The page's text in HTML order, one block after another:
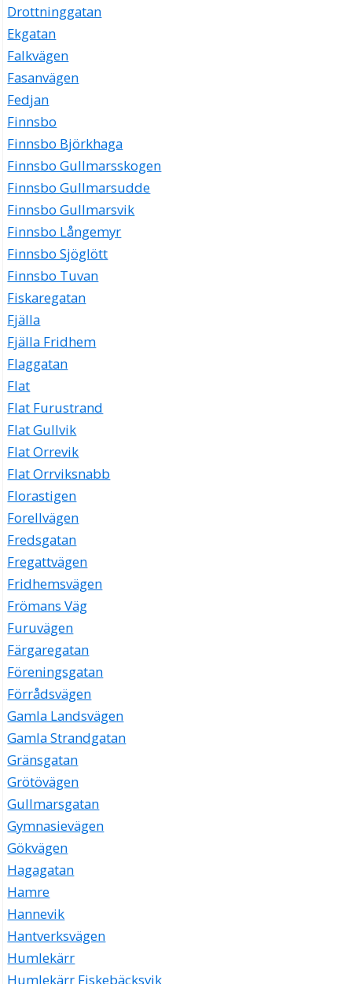
Drottninggatan
Ekgatan
Falkvägen
Fasanvägen
Fedjan
Finnsbo
Finnsbo Björkhaga
Finnsbo Gullmarsskogen
Finnsbo Gullmarsudde
Finnsbo Gullmarsvik
Finnsbo Långemyr
Finnsbo Sjöglött
Finnsbo Tuvan
Fiskaregatan
Fjälla
Fjälla Fridhem
Flaggatan
Flat
Flat Furustrand
Flat Gullvik
Flat Orrevik
Flat Orrviksnabb
Florastigen
Forellvägen
Fredsgatan
Fregattvägen
Fridhemsvägen
Frömans Väg
Furuvägen
Färgaregatan
Föreningsgatan
Förrådsvägen
Gamla Landsvägen
Gamla Strandgatan
Gränsgatan
Grötövägen
Gullmarsgatan
Gymnasievägen
Gökvägen
Hagagatan
Hamre
Hannevik
Hantverksvägen
Humlekärr
Humlekärr Fiskebäcksvik